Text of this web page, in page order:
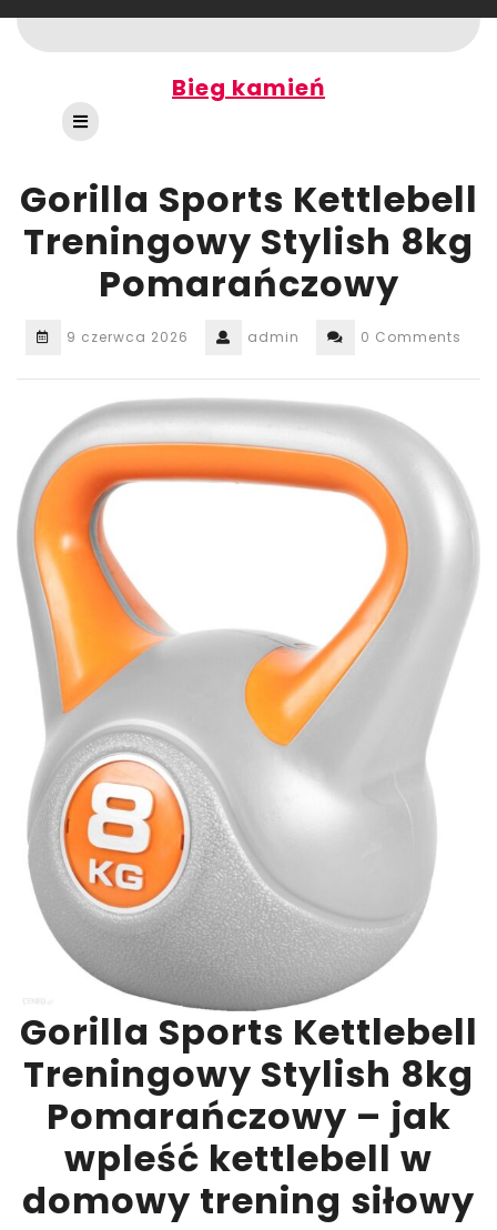
to
content
Bieg kamień
Open
Button
Gorilla Sports Kettlebell
Treningowy Stylish 8kg
Pomarańczowy
9 czerwca 2026 admin 0 Comments
Gorilla Sports Kettlebell
Treningowy Stylish 8kg
Pomarańczowy – jak
wpleść kettlebell w
domowy trening siłowy